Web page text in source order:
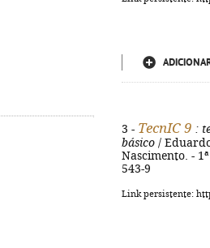
3 - TecnIC 9 :
básico /
Nascimento. -
543-9
Link persistente: